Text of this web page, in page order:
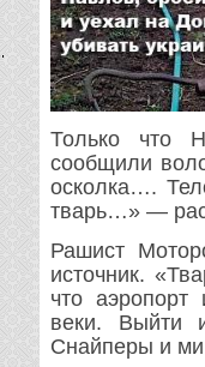
Только что
сообщили
осколка….
тварь…» —
Рашист
источник.
что
веки. Выйти
Снайперы и